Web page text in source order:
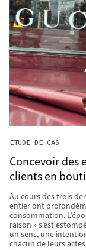
ÉTUDE DE CAS
Concevoir des
clients en
Au cours des trois
entier ont
consommation.
raison » s’est
un sens, une
chacun de leurs actes